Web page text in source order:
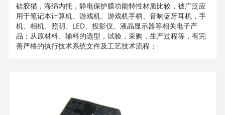
硅胶猫，海绵内托，静电保护膜功能特性材质比较，被广泛应
用于笔记本计算机、游戏机、游戏机手柄、音响蓝牙耳机，手
机、相机、照明、LED、投影仪、液晶显示器等相关电子产
品；从原材料、辅料的选型，试验，采购，生产过程等，有完
善严格的执行技术系统文件及工艺技术流程；